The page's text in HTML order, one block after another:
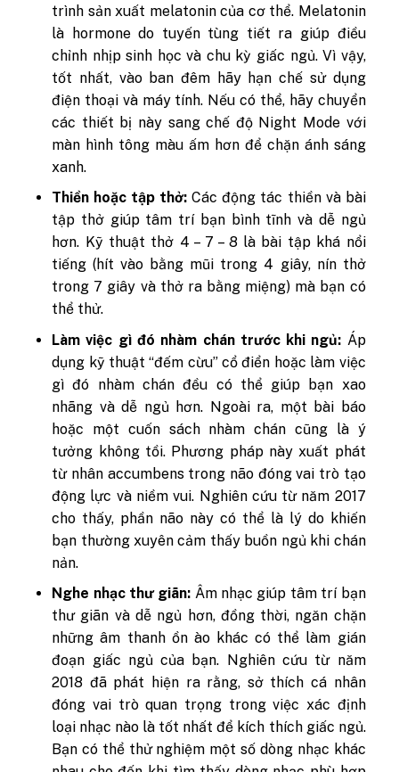
trình sản xuất melatonin của cơ thể. Melatonin
là hormone do tuyến tùng tiết ra giúp điều
chỉnh nhịp sinh học và chu kỳ giấc ngủ. Vì vậy,
tốt nhất, vào ban đêm hãy hạn chế sử dụng
điện thoại và máy tính. Nếu có thể, hãy chuyển
các thiết bị này sang chế độ Night Mode với
màn hình tông màu ấm hơn để chặn ánh sáng
xanh.
Thiền hoặc tập thở:Các động tác thiền và bài
tập thở giúp tâm trí bạn bình tĩnh và dễ ngủ
hơn. Kỹ thuật thở 4 – 7 – 8 là bài tập khá nổi
tiếng (hít vào bằng mũi trong 4 giây, nín thở
trong 7 giây và thở ra bằng miệng) mà bạn có
thể thử.
Làm việc gì đó nhàm chán trước khi ngủ: Áp
dụng kỹ thuật “đếm cừu” cổ điển hoặc làm việc
gì đó nhàm chán đều có thể giúp bạn xao
nhãng và dễ ngủ hơn. Ngoài ra, một bài báo
hoặc một cuốn sách nhàm chán cũng là ý
tưởng không tồi. Phương pháp này xuất phát
từ nhân accumbens trong não đóng vai trò tạo
động lực và niềm vui. Nghiên cứu từ năm 2017
cho thấy, phần não này có thể là lý do khiến
bạn thường xuyên cảm thấy buồn ngủ khi chán
nản.
Nghe nhạc thư giãn: Âm nhạc giúp tâm trí bạn
thư giãn và dễ ngủ hơn, đồng thời, ngăn chặn
những âm thanh ồn ào khác có thể làm gián
đoạn giấc ngủ của bạn. Nghiên cứu từ năm
2018 đã phát hiện ra rằng, sở thích cá nhân
đóng vai trò quan trọng trong việc xác định
loại nhạc nào là tốt nhất để kích thích giấc ngủ.
Bạn có thể thử nghiệm một số dòng nhạc khác